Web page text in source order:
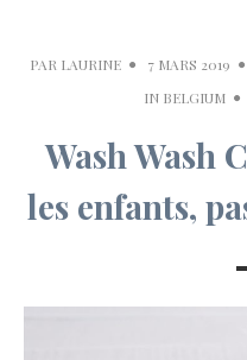
PAR LAURINE 7 MARS 2019
IN BELGIUM
Wash Wash
les enfants,